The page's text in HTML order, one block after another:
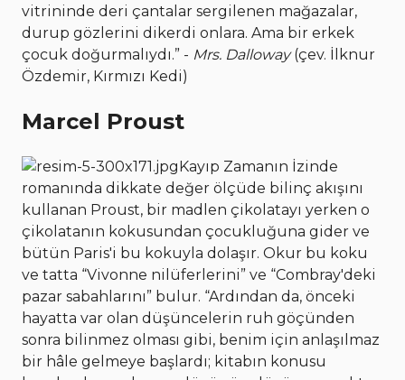
vitrininde deri çantalar sergilenen mağazalar,
durup gözlerini dikerdi onlara. Ama bir erkek
çocuk doğurmalıydı.” - Mrs. Dalloway(çev. İlknur
Özdemir, Kırmızı Kedi)
Marcel Proust
Kayıp Zamanın İzinde
romanında dikkate değer ölçüde bilinç akışını
kullanan Proust, bir madlen çikolatayı yerken o
çikolatanın kokusundan çocukluğuna gider ve
bütün Paris'i bu kokuyla dolaşır. Okur bu koku
ve tatta “Vivonne nilüferlerini” ve “Combray'deki
pazar sabahlarını” bulur. “Ardından da, önceki
hayatta var olan düşüncelerin ruh göçünden
sonra bilinmez olması gibi, benim için anlaşılmaz
bir hâle gelmeye başlardı; kitabın konusu